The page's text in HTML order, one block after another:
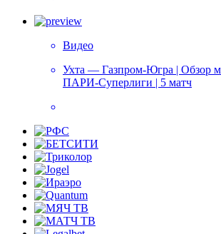
Видео
Ухта — Газпром-Югра | Обзор
ПАРИ-Суперлиги | 5 матч